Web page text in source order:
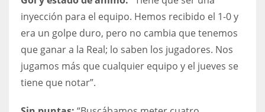
inyección para el equipo. Hemos recibido el 1-0 y
era un golpe duro, pero no cambia que tenemos
que ganar a la Real; lo saben los jugadores. Nos
jugamos más que cualquier equipo y el jueves se
tiene que notar”.